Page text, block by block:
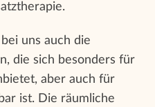
uns auch die
die sich besonders für
aber auch für
ist. Die räumliche